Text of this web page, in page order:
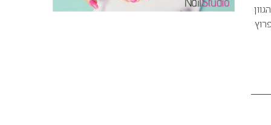
המגמה היא לפרוץ